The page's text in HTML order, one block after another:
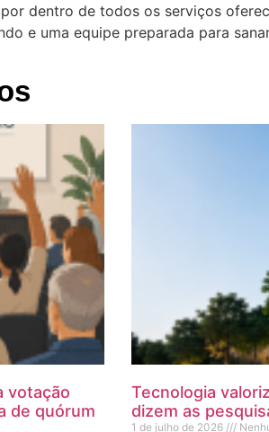
dentro de todos os serviços
e uma equipe preparada para
votação
de quórum
Tecnologia
dizem as
1 de julho de 2026